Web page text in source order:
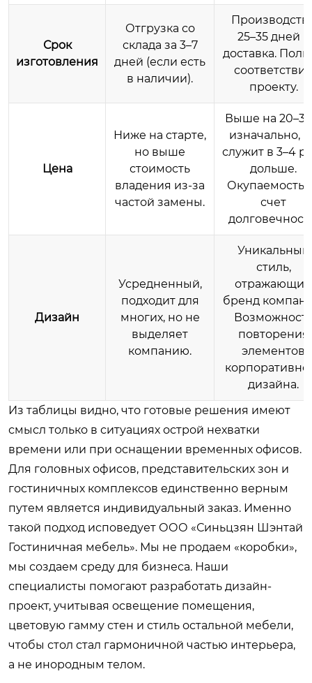
Срок
изготовления
Отгрузка со
склада за 3–7
дней (если есть
в наличии).
25–35 дней +
доставка.
соответствие
проекту.
Цена
Ниже на старте,
но выше
стоимость
владения из-за
частой замены.
Выше на
изначально,
служит в 3–4
дольше.
Окупаемость
счет
Дизайн
Усредненный,
подходит для
многих, но не
выделяет
компанию.
Уникальный
стиль,
отражающий
бренд
повторения
элементов
дизайна.
Из таблицы видно, что готовые решения имеют
смысл только в ситуациях острой нехватки
времени или при оснащении временных офисов.
Для головных офисов, представительских зон и
гостиничных комплексов единственно верным
путем является индивидуальный заказ. Именно
такой подход исповедует ООО «Синьцзян Шэнтай
Гостиничная мебель». Мы не продаем «коробки»,
мы создаем среду для бизнеса. Наши
специалисты помогают разработать дизайн-
проект, учитывая освещение помещения,
цветовую гамму стен и стиль остальной мебели,
чтобы стол стал гармоничной частью интерьера,
а не инородным телом.